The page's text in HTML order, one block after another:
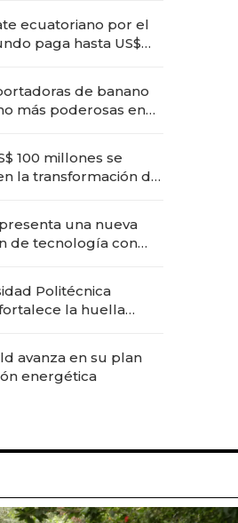
ecuatoriano por el
paga hasta US$
de banano
más poderosas en
100 millones se
la transformación de
una nueva
de tecnología con
Politécnica
la huella
avanza en su plan
energética